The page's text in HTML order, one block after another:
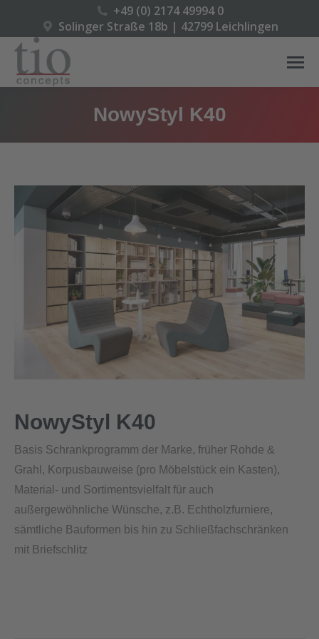
+49 (0) 2174 49994 0
Solinger Straße 18b | 42799 Leichlingen
NowyStyl K40
NowyStyl K40
Basis Schrankprogramm der Marke, früher Rohde &
Grahl, Korpusbauweise (pro Möbelstück ein Kasten),
Material- und Sortimentsvielfalt für auch
außergewöhnliche Wünsche, z.B. Echtholzfurniere,
sämtliche Bauformen bis hin zu Schließfachschränken
mit Briefschlitz